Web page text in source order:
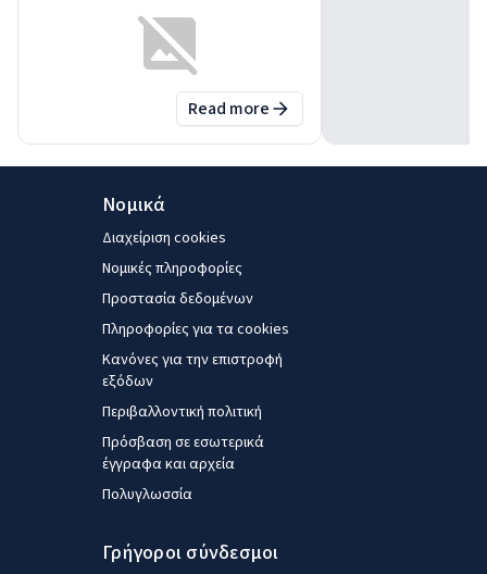
Read more
aboutFuture of Manufacturing in
Νομικά
Διαχείριση cookies
Νομικές πληροφορίες
Προστασία δεδομένων
Πληροφορίες για τα cookies
Κανόνες για την επιστροφή
εξόδων
Περιβαλλοντική πολιτική
Πρόσβαση σε εσωτερικά
έγγραφα και αρχεία
Πολυγλωσσία
Γρήγοροι σύνδεσμοι